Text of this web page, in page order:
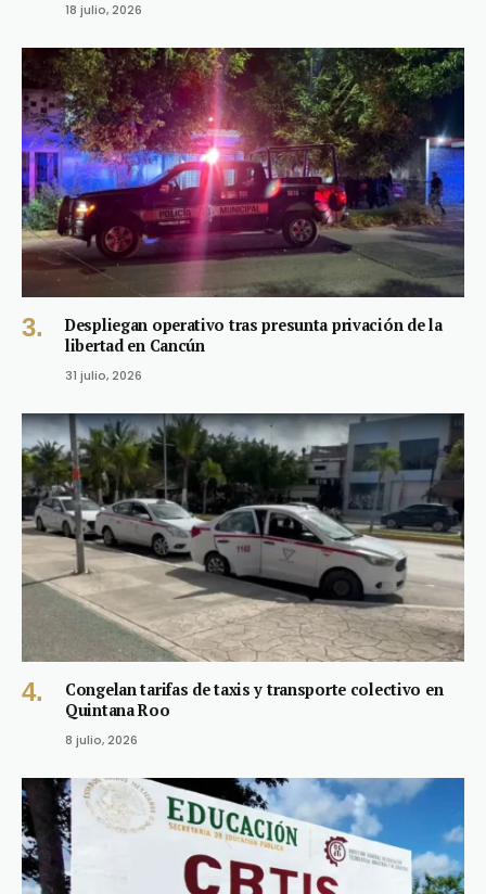
18 julio, 2026
Despliegan operativo tras presunta privación de la
libertad en Cancún
31 julio, 2026
Congelan tarifas de taxis y transporte colectivo en
Quintana Roo
8 julio, 2026